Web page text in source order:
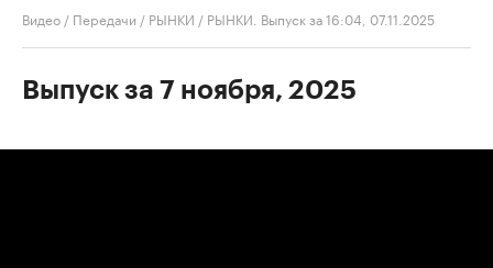
Видео / Передачи / РЫНКИ / РЫНКИ. Выпуск за 16:04, 07.11.2025
Выпуск за 7 ноября, 2025